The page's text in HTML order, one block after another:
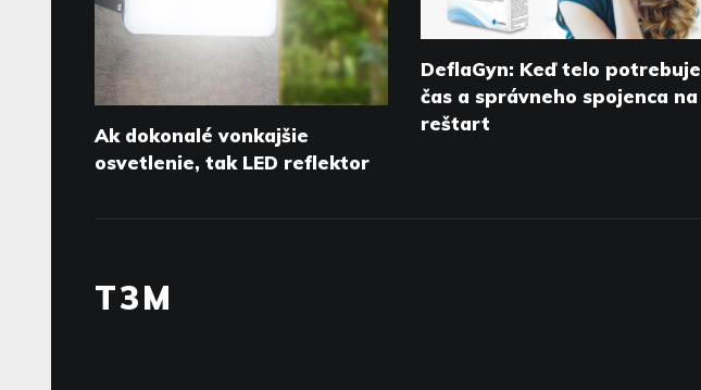
Ak dokonalé vonkajšie
osvetlenie, tak LED reflektor
DeflaGyn: Keď telo potrebuje
čas a správneho spojenca na
reštart
T3M